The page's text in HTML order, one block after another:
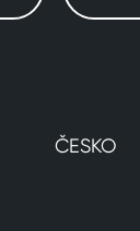
ČESKO